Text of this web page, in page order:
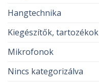
Hangtechnika
Kiegészítők, tartozékok
Mikrofonok
Nincs kategorizálva